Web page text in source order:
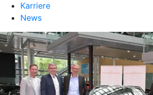
Karriere
News